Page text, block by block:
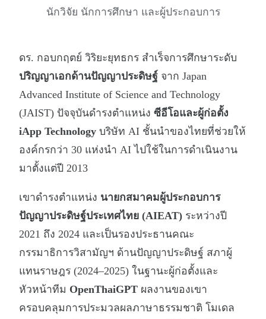
นักวิจัย นักการศึกษา และผู้ประกอบการ
ดร. กอบกฤตย์ วิริยะยุทธกร สำเร็จการศึกษาระดับ
ปริญญาเอกด้านปัญญาประดิษฐ์ จาก Japan
Advanced Institute of Science and Technology
(JAIST) ปัจจุบันดำรงตำแหน่ง ซีอีโอและผู้ก่อตั้ง
iApp Technology บริษัท AI ชั้นนำของไทยที่ช่วยให้
องค์กรกว่า 30 แห่งนำ AI ไปใช้ในการดำเนินงาน
มาตั้งแต่ปี 2013
เขาดำรงตำแหน่ง นายกสมาคมผู้ประกอบการ
ปัญญาประดิษฐ์ประเทศไทย (AIEAT) ระหว่างปี
2021 ถึง 2024 และเป็นรองประธานคณะ
กรรมาธิการวิสามัญฯ ด้านปัญญาประดิษฐ์ สภาผู้
แทนราษฎร (2024–2025) ในฐานะผู้ก่อตั้งและ
หัวหน้าทีม OpenThaiGPT ผลงานของเขา
ครอบคลุมการประมวลผลภาษาธรรมชาติ โมเดล